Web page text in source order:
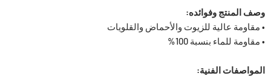
وصف المنتج وفوائده:
• مقاومة عالية للزيوت والأحماض والقلويات
• مقاومة للماء بنسبة 100%
المواصفات الفنية: